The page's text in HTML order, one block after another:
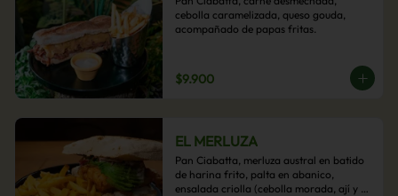
cebolla caramelizada, queso gouda,
acompañado de papas fritas.
$9.900
EL MERLUZA
Pan Ciabatta, merluza austral en batido
de harina frito, palta en abanico,
ensalada criolla (cebolla morada, ají y